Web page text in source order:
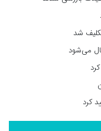
شد
می‌شود
کرد